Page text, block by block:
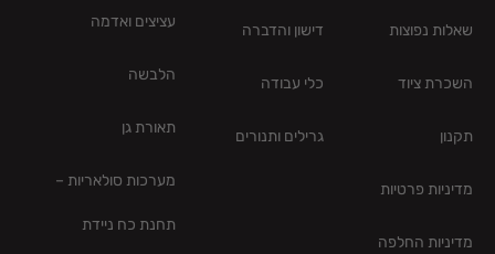
שאלות נפוצות
השכרת ציוד
תקנון
מדיניות פרטיות
מדיניות החלפה
דישון והדברה
כלי עבודה
גרילים ותנורים
עציצים ואדמה
הלבשה
תאורת גן
מערכות סולאריות –
תחנת כח ניידת